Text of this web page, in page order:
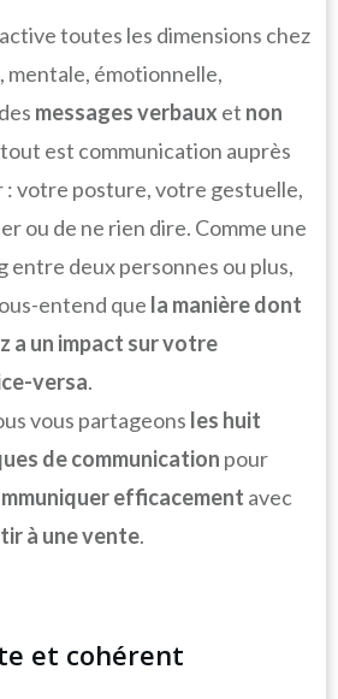
toutes les dimensions chez
mentale, émotionnelle,
messages verbaux et non
est communication auprès
votre posture, votre gestuelle,
ou de ne rien dire. Comme une
entre deux personnes ou plus,
entend que la manière dont
a un impact sur votre
versa.
vous partageons les huit
de communication pour
efficacement avec
à une vente.
et cohérent